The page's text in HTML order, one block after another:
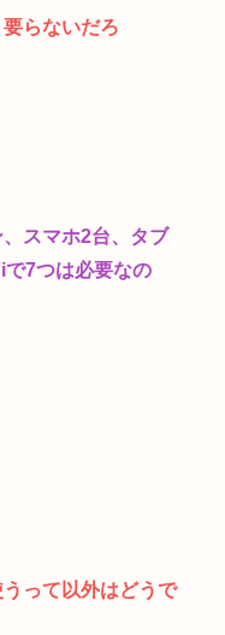
らないだろ
スマホ2台、タブ
7つは必要なの
って以外はどうで